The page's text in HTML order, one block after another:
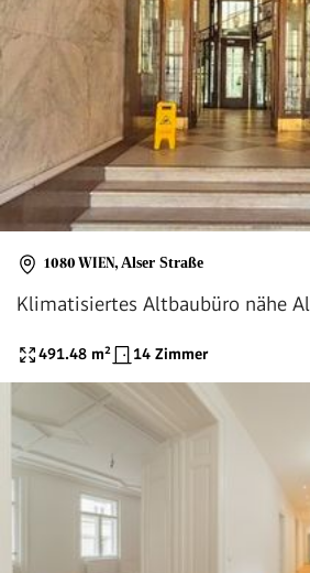
1080 WIEN, Alser Straße
Klimatisiertes Altbaubüro nähe
491.48 m² 14 Zimmer